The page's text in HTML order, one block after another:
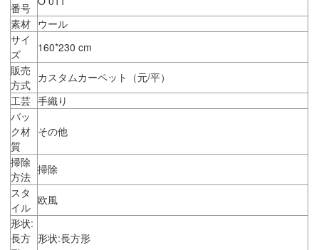
番号
素材 ウール
サイ
ズ
160*230 cm
販売
方式
カスタムカーペット（元/平）
工芸 手織り
バッ
ク材
質
その他
掃除
方法
掃除
スタ
イル
欧風
形状:
長方 形状:長方形